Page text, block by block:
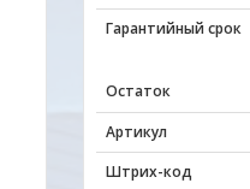
Гарантийный срок
Остаток
Артикул
Штрих-код